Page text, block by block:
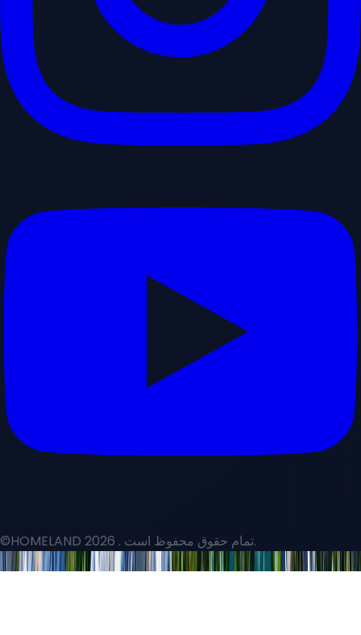
©HOMELAND 2026 . تمام حقوق محفوظ است.